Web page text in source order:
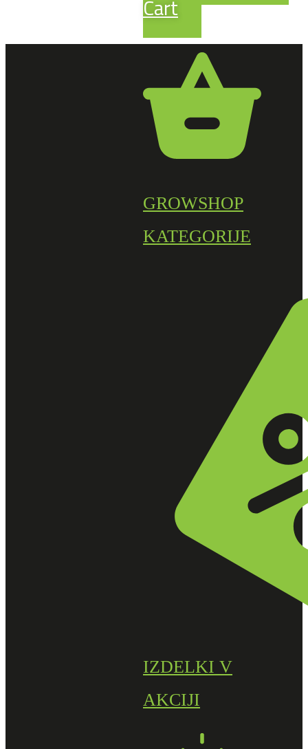
Cart
GROWSHOP
KATEGORIJE
IZDELKI V
AKCIJI